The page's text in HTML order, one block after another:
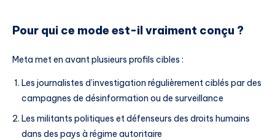
Pour qui ce mode est-il vraiment conçu ?
Meta met en avant plusieurs profils cibles :
Les journalistes d’investigation régulièrement ciblés par des
campagnes de désinformation ou de surveillance
Les militants politiques et défenseurs des droits humains
dans des pays à régime autoritaire